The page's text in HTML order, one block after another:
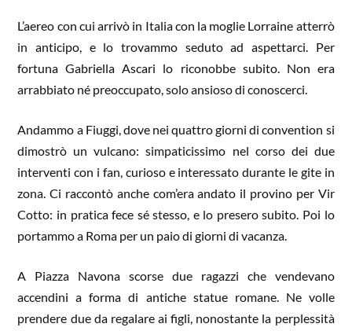
L’aereo con cui arrivò in Italia con la moglie Lorraine atterrò
in anticipo, e lo trovammo seduto ad aspettarci. Per
fortuna Gabriella Ascari lo riconobbe subito. Non era
arrabbiato né preoccupato, solo ansioso di conoscerci.
Andammo a Fiuggi, dove nei quattro giorni di convention si
dimostrò un vulcano: simpaticissimo nel corso dei due
interventi con i fan, curioso e interessato durante le gite in
zona. Ci raccontò anche com’era andato il provino per Vir
Cotto: in pratica fece sé stesso, e lo presero subito. Poi lo
portammo a Roma per un paio di giorni di vacanza.
A Piazza Navona scorse due ragazzi che vendevano
accendini a forma di antiche statue romane. Ne volle
prendere due da regalare ai figli, nonostante la perplessità